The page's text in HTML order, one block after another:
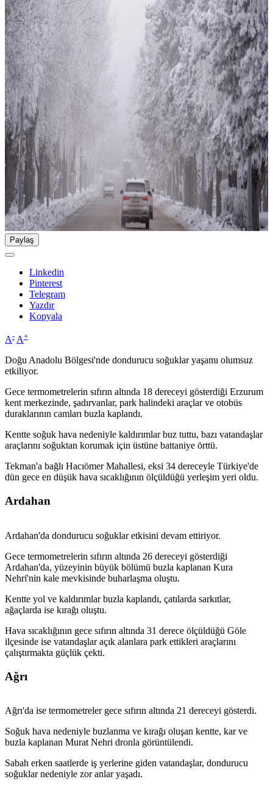
Paylaş
Linkedin
Pinterest
Telegram
Yazdır
Kopyala
A- A+
Doğu Anadolu Bölgesi'nde dondurucu soğuklar yaşamı olumsuz
etkiliyor.
Gece termometrelerin sıfırın altında 18 dereceyi gösterdiği Erzurum
kent merkezinde, şadırvanlar, park halindeki araçlar ve otobüs
duraklarının camları buzla kaplandı.
Kentte soğuk hava nedeniyle kaldırımlar buz tuttu, bazı vatandaşlar
araçlarını soğuktan korumak için üstüne battaniye örttü.
Tekman'a bağlı Hacıömer Mahallesi, eksi 34 dereceyle Türkiye'de
dün gece en düşük hava sıcaklığının ölçüldüğü yerleşim yeri oldu.
Ardahan
Ardahan'da dondurucu soğuklar etkisini devam ettiriyor.
Gece termometrelerin sıfırın altında 26 dereceyi gösterdiği
Ardahan'da, yüzeyinin büyük bölümü buzla kaplanan Kura
Nehri'nin kale mevkisinde buharlaşma oluştu.
Kentte yol ve kaldırımlar buzla kaplandı, çatılarda sarkıtlar,
ağaçlarda ise kırağı oluştu.
Hava sıcaklığının gece sıfırın altında 31 derece ölçüldüğü Göle
ilçesinde ise vatandaşlar açık alanlara park ettikleri araçlarını
çalıştırmakta güçlük çekti.
Ağrı
Ağrı'da ise termometreler gece sıfırın altında 21 dereceyi gösterdi.
Soğuk hava nedeniyle buzlanma ve kırağı oluşan kentte, kar ve
buzla kaplanan Murat Nehri dronla görüntülendi.
Sabah erken saatlerde iş yerlerine giden vatandaşlar, dondurucu
soğuklar nedeniyle zor anlar yaşadı.